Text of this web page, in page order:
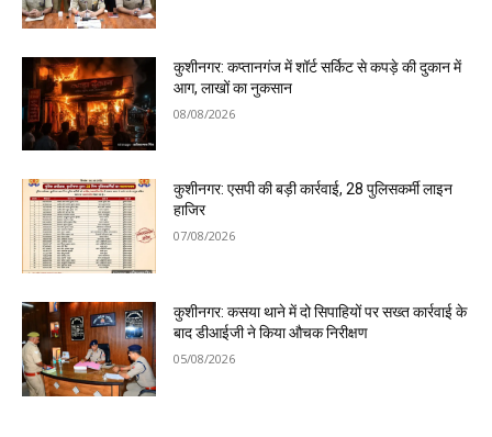
कुशीनगर: कप्तानगंज में शॉर्ट सर्किट से कपड़े की दुकान में
आग, लाखों का नुकसान
08/08/2026
कुशीनगर: एसपी की बड़ी कार्रवाई, 28 पुलिसकर्मी लाइन
हाजिर
07/08/2026
कुशीनगर: कसया थाने में दो सिपाहियों पर सख्त कार्रवाई के
बाद डीआईजी ने किया औचक निरीक्षण
05/08/2026